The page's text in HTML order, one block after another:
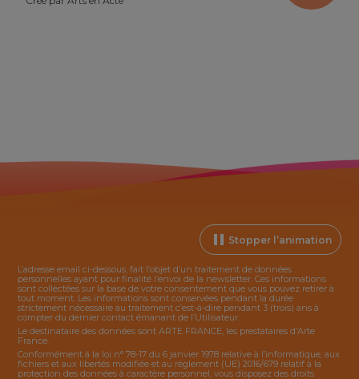
Stopper l’animation
L’adresse email ci-dessous, fait l’objet d’un traitement de données
personnelles ayant pour finalité l’envoi de la newsletter. Ces informations
sont collectées sur la base de votre consentement que vous pouvez retirer à
tout moment. Les informations sont conservées pendant la durée
strictement nécessaire au traitement c’est-à-dire pendant 3 (trois) ans à
compter du dernier contact émanant de l’Utilisateur.
Le destinataire des données sont ARTE FRANCE, les prestataires d’Arte
France.
Conformément à la loi n° 78-17 du 6 janvier 1978 relative à l’informatique, aux
fichiers et aux libertés modifiée et au règlement (UE) 2016/679 relatif à la
protection des données à caractère personnel, vous disposez des droits